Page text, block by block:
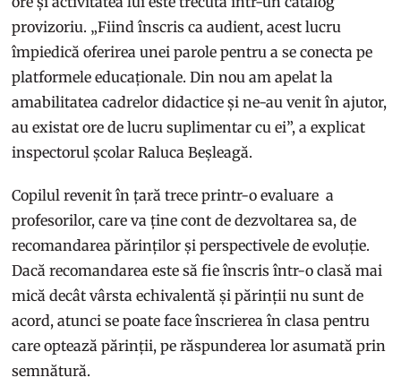
provizoriu. „Fiind înscris ca audient, acest lucru
împiedică oferirea unei parole pentru a se conecta pe
platformele educaționale. Din nou am apelat la
amabilitatea cadrelor didactice și ne-au venit în ajutor,
au existat ore de lucru suplimentar cu ei”, a explicat
inspectorul școlar Raluca Beșleagă.
Copilul revenit în țară trece printr-o evaluare a
profesorilor, care va ține cont de dezvoltarea sa, de
recomandarea părinților și perspectivele de evoluție.
Dacă recomandarea este să fie înscris într-o clasă mai
mică decât vârsta echivalentă și părinții nu sunt de
acord, atunci se poate face înscrierea în clasa pentru
care optează părinții, pe răspunderea lor asumată prin
semnătură.